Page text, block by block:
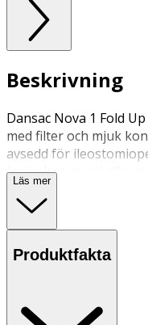
Beskrivning
Dansac Nova 1 Fold
med filter och mjuk
avsedd för
insjunken stomi eller
stomin till följd av
integrerat påslås.
Läs mer
Produktfakta